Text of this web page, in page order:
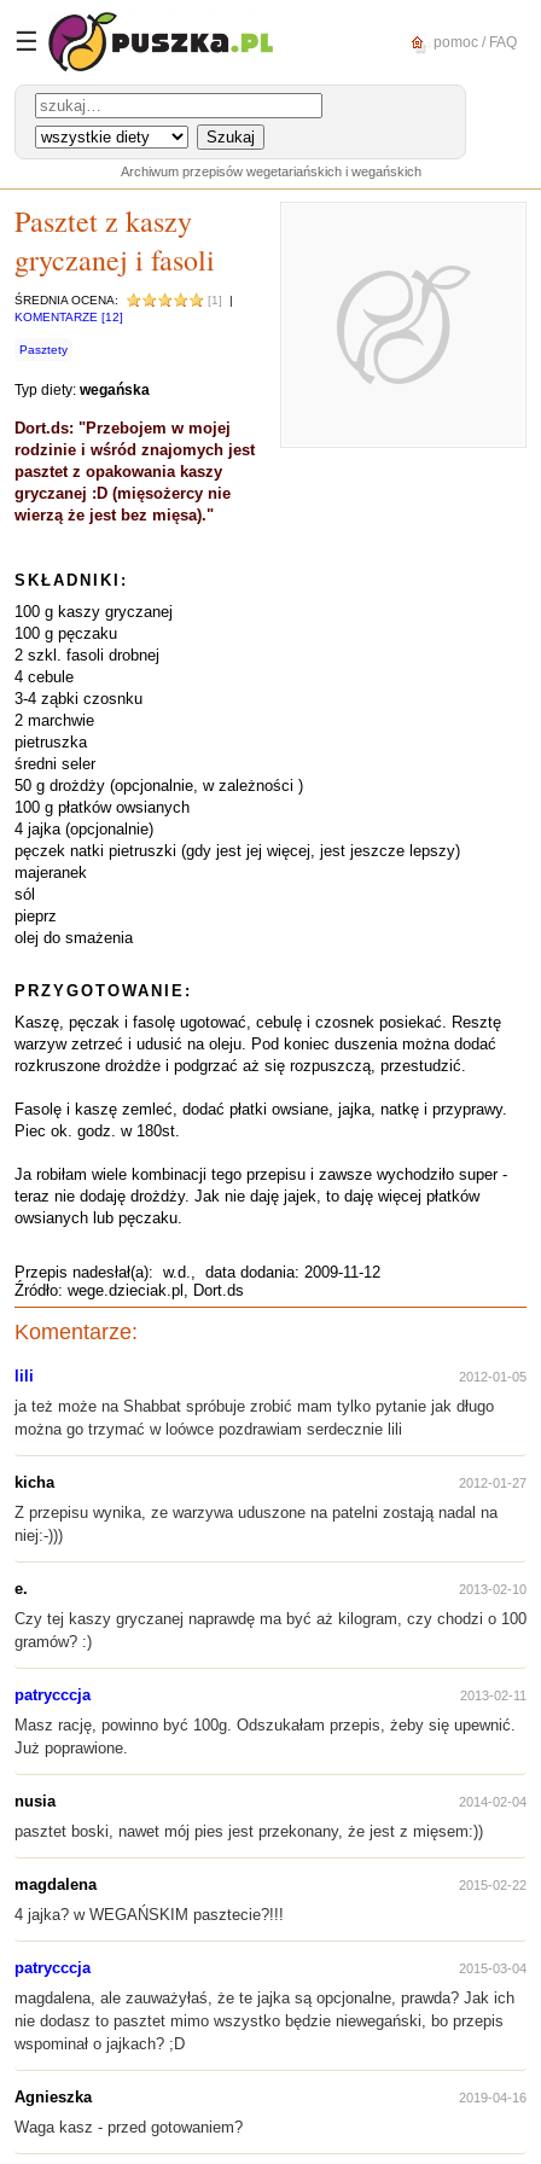
☰ pomoc / FAQ
Archiwum przepisów wegetariańskich i wegańskich
Pasztet z kaszy
gryczanej i fasoli
ŚREDNIA OCENA: [1]
|
KOMENTARZE [12]
Pasztety
Typ diety: wegańska
Dort.ds: "Przebojem w mojej
rodzinie i wśród znajomych jest
pasztet z opakowania kaszy
gryczanej :D (mięsożercy nie
wierzą że jest bez mięsa)."
SKŁADNIKI:
100 g kaszy gryczanej
100 g pęczaku
2 szkl. fasoli drobnej
4 cebule
3-4 ząbki czosnku
2 marchwie
pietruszka
średni seler
50 g drożdży (opcjonalnie, w zależności )
100 g płatków owsianych
4 jajka (opcjonalnie)
pęczek natki pietruszki (gdy jest jej więcej, jest jeszcze lepszy)
majeranek
sól
pieprz
olej do smażenia
PRZYGOTOWANIE:
Kaszę, pęczak i fasolę ugotować, cebulę i czosnek posiekać. Resztę
warzyw zetrzeć i udusić na oleju. Pod koniec duszenia można dodać
rozkruszone drożdże i podgrzać aż się rozpuszczą, przestudzić.
Fasolę i kaszę zemleć, dodać płatki owsiane, jajka, natkę i przyprawy.
Piec ok. godz. w 180st.
Ja robiłam wiele kombinacji tego przepisu i zawsze wychodziło super -
teraz nie dodaję drożdży. Jak nie daję jajek, to daję więcej płatków
owsianych lub pęczaku.
Przepis nadesłał(a): w.d., data dodania: 2009-11-12
Źródło: wege.dzieciak.pl, Dort.ds
Komentarze:
lili 2012-01-05
ja też może na Shabbat spróbuje zrobić mam tylko pytanie jak długo
można go trzymać w loówce pozdrawiam serdecznie lili
kicha 2012-01-27
Z przepisu wynika, ze warzywa uduszone na patelni zostają nadal na
niej:-)))
e. 2013-02-10
Czy tej kaszy gryczanej naprawdę ma być aż kilogram, czy chodzi o 100
gramów? :)
patrycccja 2013-02-11
Masz rację, powinno być 100g. Odszukałam przepis, żeby się upewnić.
Już poprawione.
nusia 2014-02-04
pasztet boski, nawet mój pies jest przekonany, że jest z mięsem:))
magdalena 2015-02-22
4 jajka? w WEGAŃSKIM pasztecie?!!!
patrycccja 2015-03-04
magdalena, ale zauważyłaś, że te jajka są opcjonalne, prawda? Jak ich
nie dodasz to pasztet mimo wszystko będzie niewegański, bo przepis
wspominał o jajkach? ;D
Agnieszka 2019-04-16
Waga kasz - przed gotowaniem?